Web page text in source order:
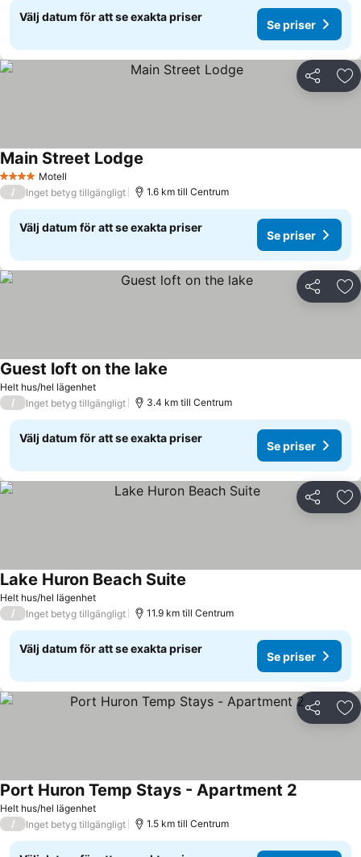
Välj datum för att se exakta priser
Se priser
Dela
4 StjärnorMotell
Main Street Lodge
/ Inget betyg tillgängligt 1.6 km till Centrum
Välj datum för att se exakta priser
Se priser
Dela
Helt hus/hel lägenhet
Guest loft on the lake
/ Inget betyg tillgängligt 3.4 km till Centrum
Välj datum för att se exakta priser
Se priser
Dela
Helt hus/hel lägenhet
Lake Huron Beach Suite
/ Inget betyg tillgängligt 11.9 km till Centrum
Välj datum för att se exakta priser
Se priser
Dela
Helt hus/hel lägenhet
Port Huron Temp Stays - Apartment 2
/ Inget betyg tillgängligt 1.5 km till Centrum